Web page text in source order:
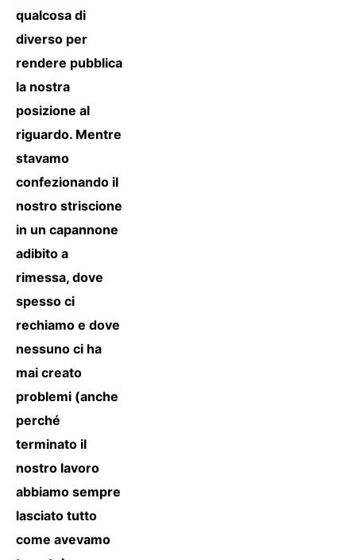
qualcosa di
diverso per
rendere pubblica
la nostra
posizione al
riguardo. Mentre
stavamo
confezionando il
nostro striscione
in un capannone
adibito a
rimessa, dove
spesso ci
rechiamo e dove
nessuno ci ha
mai creato
problemi (anche
perché
terminato il
nostro lavoro
abbiamo sempre
lasciato tutto
come avevamo